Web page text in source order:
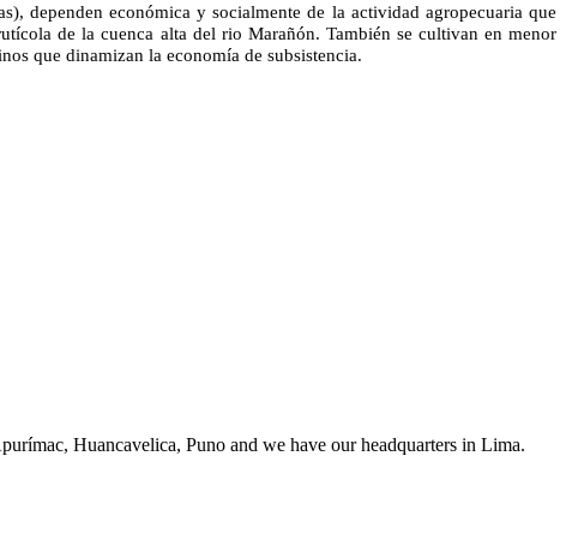
dependen económica y socialmente de la actividad agropecuaria que
de la cuenca alta del rio Marañón. También se cultivan en menor
que dinamizan la economía de subsistencia.
Huancavelica, Puno and we have our headquarters in Lima.